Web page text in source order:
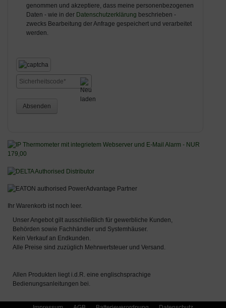
genommen und akzeptiere, dass meine personenbezogenen
Daten - wie in der Datenschutzerklärung beschrieben -
zwecks Bearbeitung der Anfrage gespeichert und verarbeitet
werden.
Absenden
Ihr Warenkorb ist noch leer.
Unser Angebot gilt ausschließlich für gewerbliche Kunden,
Behörden sowie Fachhändler und Systemhäuser.
Kein Verkauf an Endkunden.
Alle Preise sind zuzüglich Mehrwertsteuer und Versand.
Allen Produkten liegt i.d.R. eine englischsprachige
Bedienungsanleitungen bei.